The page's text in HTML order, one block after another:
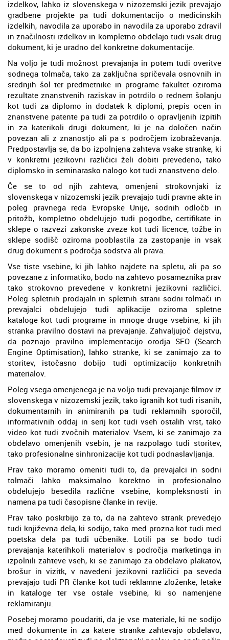
izdelkov, lahko iz slovenskega v nizozemski jezik prevajajo
gradbene projekte pa tudi dokumentacijo o medicinskih
izdelkih, navodila za uporabo in navodila za uporabo zdravil
in značilnosti izdelkov in kompletno obdelajo tudi vsak drug
dokument, ki je uradno del konkretne dokumentacije.
Na voljo je tudi možnost prevajanja in potem tudi overitve
sodnega tolmača, tako za zaključna spričevala osnovnih in
srednjih šol ter predmetnike in programe fakultet oziroma
rezultate znanstvenih raziskav in potrdilo o rednem šolanju
kot tudi za diplomo in dodatek k diplomi, prepis ocen in
znanstvene patente pa tudi za potrdilo o opravljenih izpitih
in za katerikoli drugi dokument, ki je na določen način
povezan ali z znanostjo ali pa s področjem izobraževanja.
Predpostavlja se, da bo izpolnjena zahteva vsake stranke, ki
v konkretni jezikovni različici želi dobiti prevedeno, tako
diplomsko in seminarasko nalogo kot tudi znanstveno delo.
Če se to od njih zahteva, omenjeni strokovnjaki iz
slovenskega v nizozemski jezik prevajajo tudi pravne akte in
poleg pravnega reda Evropske Unije, sodnih odločb in
pritožb, kompletno obdelujejo tudi pogodbe, certifikate in
sklepe o razvezi zakonske zveze kot tudi licence, tožbe in
sklepe sodišč oziroma pooblastila za zastopanje in vsak
drug dokument s področja sodstva ali prava.
Vse tiste vsebine, ki jih lahko najdete na spletu, ali pa so
povezane z informatiko, bodo na zahtevo posameznika prav
tako strokovno prevedene v konkretni jezikovni različici.
Poleg spletnih prodajaln in spletnih strani sodni tolmači in
prevajalci obdelujejo tudi aplikacije oziroma spletne
kataloge kot tudi programe in mnoge druge vsebine, ki jih
stranka pravilno dostavi na prevajanje. Zahvaljujoč dejstvu,
da poznajo pravilno implementacijo orodja SEO (Search
Engine Optimisation), lahko stranke, ki se zanimajo za to
storitev, istočasno dobijo tudi optimizacijo konkretnih
materialov.
Poleg vsega omenjenega je na voljo tudi prevajanje filmov iz
slovenskega v nizozemski jezik, tako igranih kot tudi risanih,
dokumentarnih in animiranih pa tudi reklamnih sporočil,
informativnih oddaj in serij kot tudi vseh ostalih vrst, tako
video kot tudi zvočnih materialov. Vsem, ki se zanimajo za
obdelavo omenjenih vsebin, je na razpolago tudi storitev,
tako profesionalne sinhronizacije kot tudi podnaslavljanja.
Prav tako moramo omeniti tudi to, da prevajalci in sodni
tolmači lahko maksimalno korektno in profesionalno
obdelujejo besedila različne vsebine, kompleksnosti in
namena pa tudi časopisne članke in revije.
Prav tako poskrbijo za to, da na zahtevo strank prevedejo
tudi književna dela, ki sodijo, tako med prozna kot tudi med
poetska dela pa tudi učbenike. Lotili pa se bodo tudi
prevajanja katerihkoli materialov s področja marketinga in
izpolnili zahteve vseh, ki se zanimajo za obdelavo plakatov,
brošur in vizitk, v navedeni jezikovni različici pa seveda
prevajajo tudi PR članke kot tudi reklamne zloženke, letake
in kataloge ter vse ostale vsebine, ki so namenjene
reklamiranju.
Posebej moramo poudariti, da je vse materiale, ki ne sodijo
med dokumente in za katere stranke zahtevajo obdelavo,